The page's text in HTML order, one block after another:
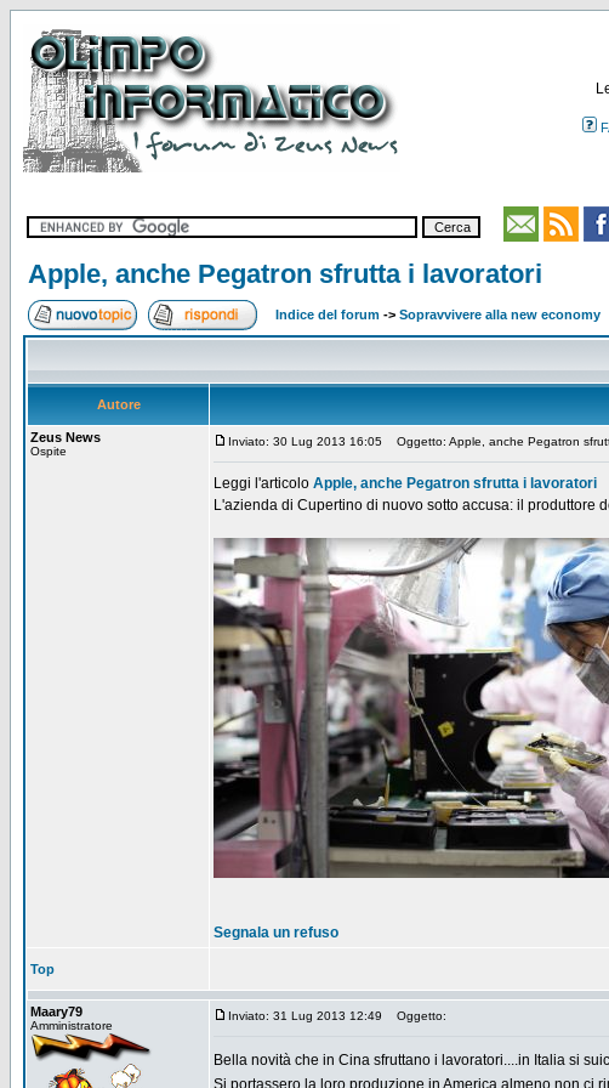
Apple, anche Pegatron sfrutta i lavoratori
Indice del forum -> Sopravvivere alla new economy
Autore
Zeus News
Ospite
Inviato: 30 Lug 2013 16:05 Oggetto: Apple, anche Pegatron
Leggi l'articolo Apple, anche Pegatron sfrutta i lavoratori
L'azienda di Cupertino di nuovo sotto accusa: il
Segnala un refuso
Top
Maary79
Amministratore
Inviato: 31 Lug 2013 12:49 Oggetto:
Bella novità che in Cina sfruttano i lavoratori....in Italia si
Si portassero la loro produzione in America almeno non ci